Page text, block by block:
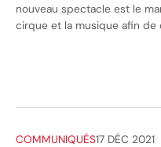
nouveau spectacle est le
cirque et la musique afin
COMMUNIQUÉS17 DÉC 2021